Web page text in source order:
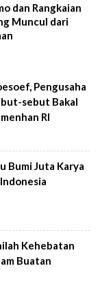
dan Rangkaian
Muncul dari
Pengusaha
sebut Bakal
RI
Bumi Juta Karya
Kehebatan
Buatan